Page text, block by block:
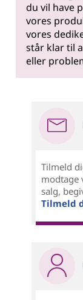
du vil have
vores
vores
står klar til
eller
Tilmeld
modtage
salg,
Tilmeld